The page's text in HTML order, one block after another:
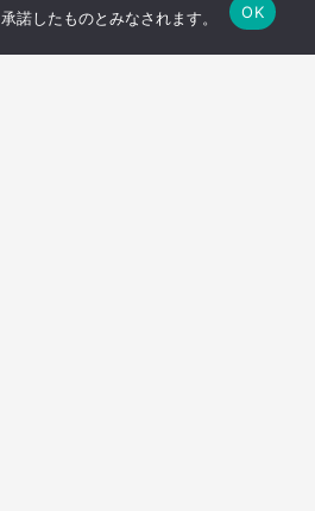
諾したものとみなされます。 OK